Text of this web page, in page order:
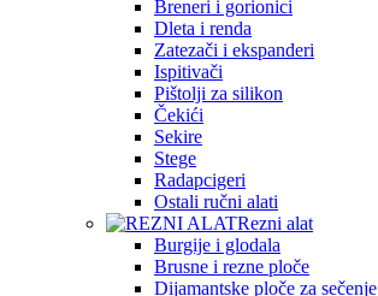
Breneri i gorionici
Dleta i renda
Zatezači i ekspanderi
Ispitivači
Pištolji za silikon
Čekići
Sekire
Stege
Radapcigeri
Ostali ručni alati
Rezni alat
Burgije i glodala
Brusne i rezne ploče
Dijamantske ploče za sečenje